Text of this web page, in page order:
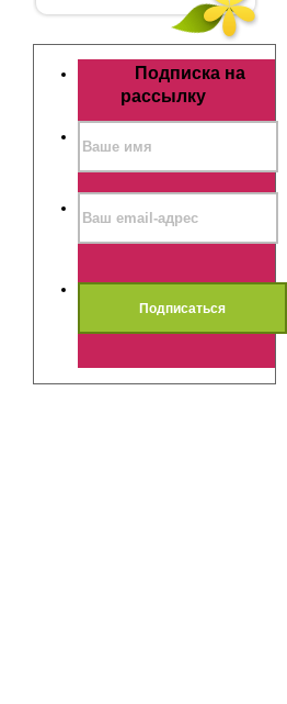
Подписка на
рассылку